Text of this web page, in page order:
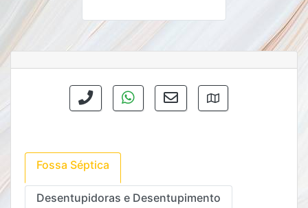
Fossa Séptica
Desentupidoras e Desentupimento